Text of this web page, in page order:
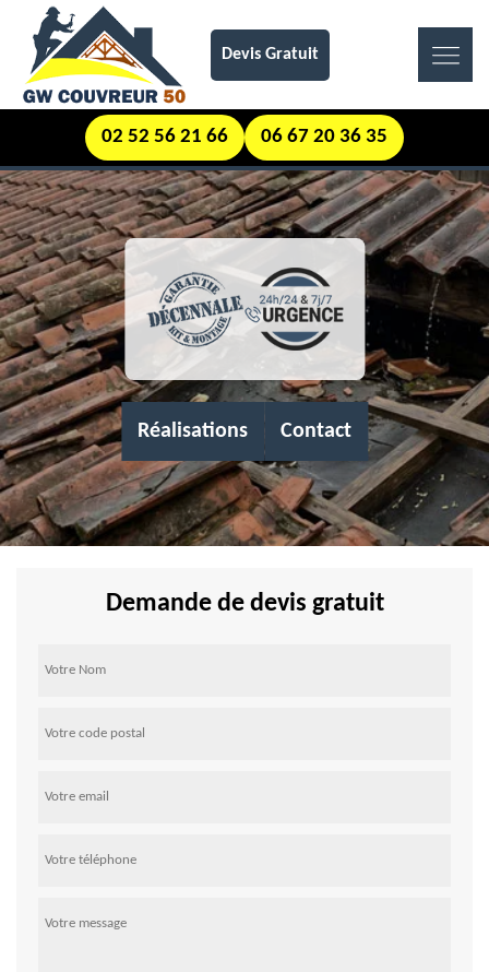
Devis Gratuit
02 52 56 21 66 06 67 20 36 35
Réalisations Contact
Demande de devis gratuit